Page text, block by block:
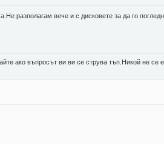
разполагам вече и с дисковете за да го
ако въпросът ви ви се струва тъп.Никой не се